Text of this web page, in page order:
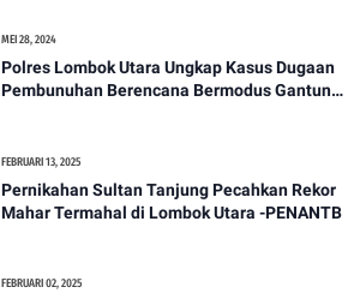
MEI 28, 2024
Polres Lombok Utara Ungkap Kasus Dugaan
Pembunuhan Berencana Bermodus Gantung
FEBRUARI 13, 2025
Pernikahan Sultan Tanjung Pecahkan Rekor
Mahar Termahal di Lombok Utara -PENANTB
FEBRUARI 02, 2025